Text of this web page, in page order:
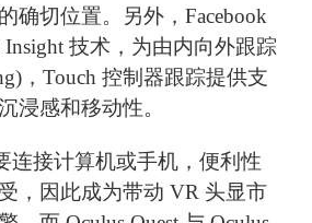
确切位置。另外，Facebook
Insight 技术，为由内向外跟踪
，Touch 控制器跟踪提供支
浸感和移动性。
连接计算机或手机，便利性
，因此成为带动 VR 头显市